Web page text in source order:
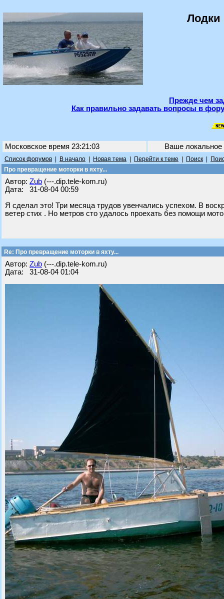
Лодки
Прежде чем
Как правильно задавать вопросы в
Московское время 23:21:03 Ваше
Список форумов В начало Новая тема Перейти к теме Поиск
Про превращение моторки в яхту...
Автор: Zub (---.dip.tele-kom.ru)
Дата: 31-08-04 00:59
Я сделал это! Три месяца трудов увенчались успехом. В
ветер стих . Но метров сто удалось проехать без помощи
Re: Про превращение моторки в яхту...
Автор: Zub (---.dip.tele-kom.ru)
Дата: 31-08-04 01:04